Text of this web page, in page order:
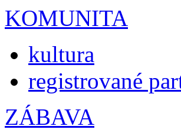
KOMUNITA
kultura
registrované
ZÁBAVA